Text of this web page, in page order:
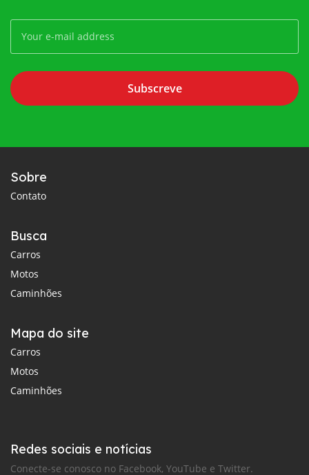
Subscreve
Sobre
Contato
Busca
Carros
Motos
Caminhões
Mapa do site
Carros
Motos
Caminhões
Redes sociais e notícias
Conecte-se conosco no Facebook, YouTube e Twitter.